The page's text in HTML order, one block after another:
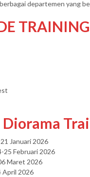
departemen yang
TRAINING
Januari 2026
25 Februari 2026
Maret 2026
April 2026